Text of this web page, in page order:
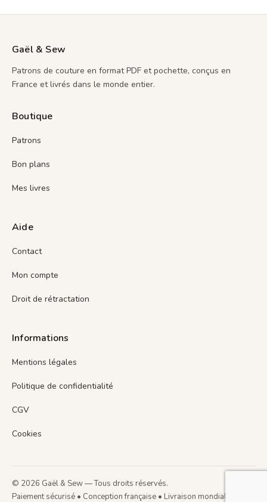
Gaël & Sew
Patrons de couture en format PDF et pochette, conçus en
France et livrés dans le monde entier.
Boutique
Patrons
Bon plans
Mes livres
Aide
Contact
Mon compte
Droit de rétractation
Informations
Mentions légales
Politique de confidentialité
CGV
Cookies
© 2026 Gaël & Sew — Tous droits réservés.
Paiement sécurisé • Conception française • Livraison mondiale